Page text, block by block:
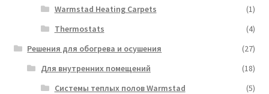
Warmstad Heating Carpets
(1)
Thermostats
(4)
Решения для обогрева и осушения
(27)
Для внутренних помещений
(18)
Системы теплых полов Warmstad
(5)